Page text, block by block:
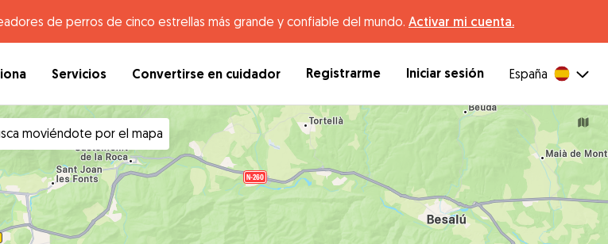
de perros de cinco estrellas más grande y confiable del mundo. Activar mi cuenta.
Servicios Convertirse en cuidador Registrarme Iniciar sesión España
moviéndote por el mapa